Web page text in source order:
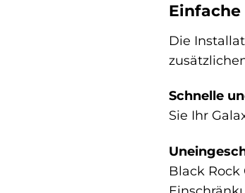
Die
Schnelle
Sie Ihr
Black